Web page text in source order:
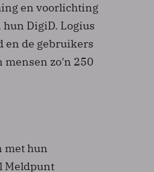
en voorlichting
DigiD. Logius
en de gebruikers
zo'n 250
met hun
Meldpunt